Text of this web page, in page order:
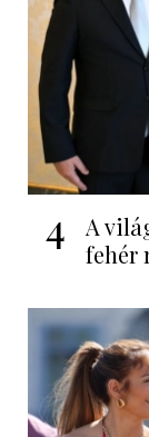
4
A
fehér